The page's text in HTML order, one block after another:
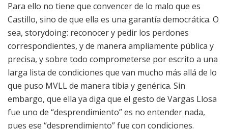
Para ello no tiene que convencer de lo malo que es
Castillo, sino de que ella es una garantía democrática. O
sea, storydoing: reconocer y pedir los perdones
correspondientes, y de manera ampliamente pública y
precisa, y sobre todo comprometerse por escrito a una
larga lista de condiciones que van mucho más allá de lo
que puso MVLL de manera tibia y genérica. Sin
embargo, que ella ya diga que el gesto de Vargas Llosa
fue uno de “desprendimiento” es no entender nada,
pues ese “desprendimiento” fue con condiciones.